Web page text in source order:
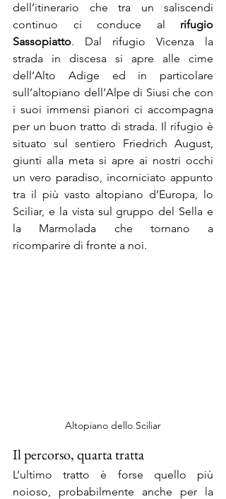
dell’itinerario che tra un saliscendi
continuo ci conduce al rifugio
Sassopiatto. Dal rifugio Vicenza la
strada in discesa si apre alle cime
dell’Alto Adige ed in particolare
sull’altopiano dell’Alpe di Siusi che con
i suoi immensi pianori ci accompagna
per un buon tratto di strada. Il rifugio è
situato sul sentiero Friedrich August,
giunti alla meta si apre ai nostri occhi
un vero paradiso, incorniciato appunto
tra il più vasto altopiano d’Europa, lo
Sciliar, e la vista sul gruppo del Sella e
la Marmolada che tornano a
ricomparire di fronte a noi.
Altopiano dello Sciliar
Il percorso, quarta tratta
L’ultimo tratto è forse quello più
noioso, probabilmente anche per la